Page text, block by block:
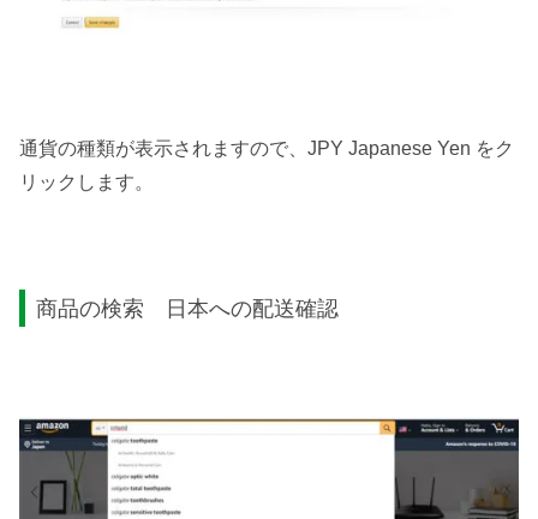
通貨の種類が表示されますので、JPY Japanese Yen をク
リックします。
商品の検索 日本への配送確認